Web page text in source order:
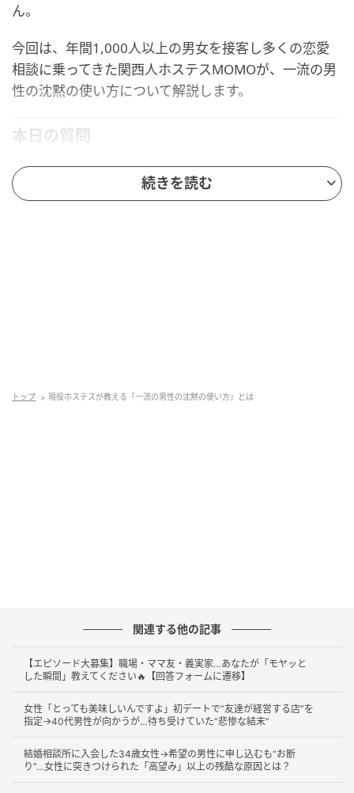
ん。
今回は、年間1,000人以上の男女を接客し多くの恋愛
相談に乗ってきた関西人ホステスMOMOが、一流の男
性の沈黙の使い方について解説します。
本日の質問
1. 相手の話を奪わないために使う
一流男性の沈黙の使い方の1つ目は、相手の話を奪わな
いために使うこと。
一流の男性は、相手が話している途中に自分の意見を
差し込まへん。
続きを読む
トップ 現役ホステスが教える『一流の男性の沈黙の使い方』とは
関連する他の記事
【エピソード大募集】職場・ママ友・義実家…あなたが「モヤッと
した瞬間」教えてください🔥【回答フォームに遷移】
女性「とっても美味しいんですよ」初デートで“友達が経営する店”を
指定→40代男性が向かうが…待ち受けていた“悲惨な結末”
結婚相談所に入会した34歳女性→希望の男性に申し込むも“お断
り”…女性に突きつけられた「高望み」以上の残酷な原因とは？